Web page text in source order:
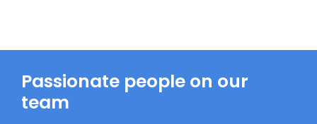
Passionate people on our
team